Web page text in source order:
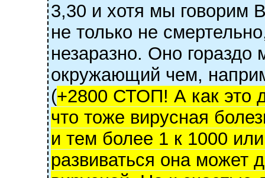
3,30 и хотя мы говорим
не только не
незаразно. Оно
окружающий чем,
(+2800 СТОП! А как это
что тоже вирусная
и тем более 1 к 1000
развиваться она может